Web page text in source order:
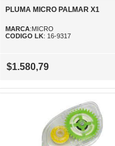
PLUMA MICRO PALMAR X1
MARCA:MICRO
CODIGO LK: 16-9317
$1.580,79